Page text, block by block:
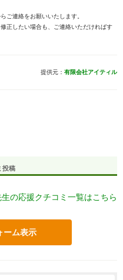
ご連絡をお願いいたします。
正したい場合も、ご連絡いただければす
提供元： 有限会社アイティル
投稿
生の応援クチコミ一覧はこちら
ーム表示